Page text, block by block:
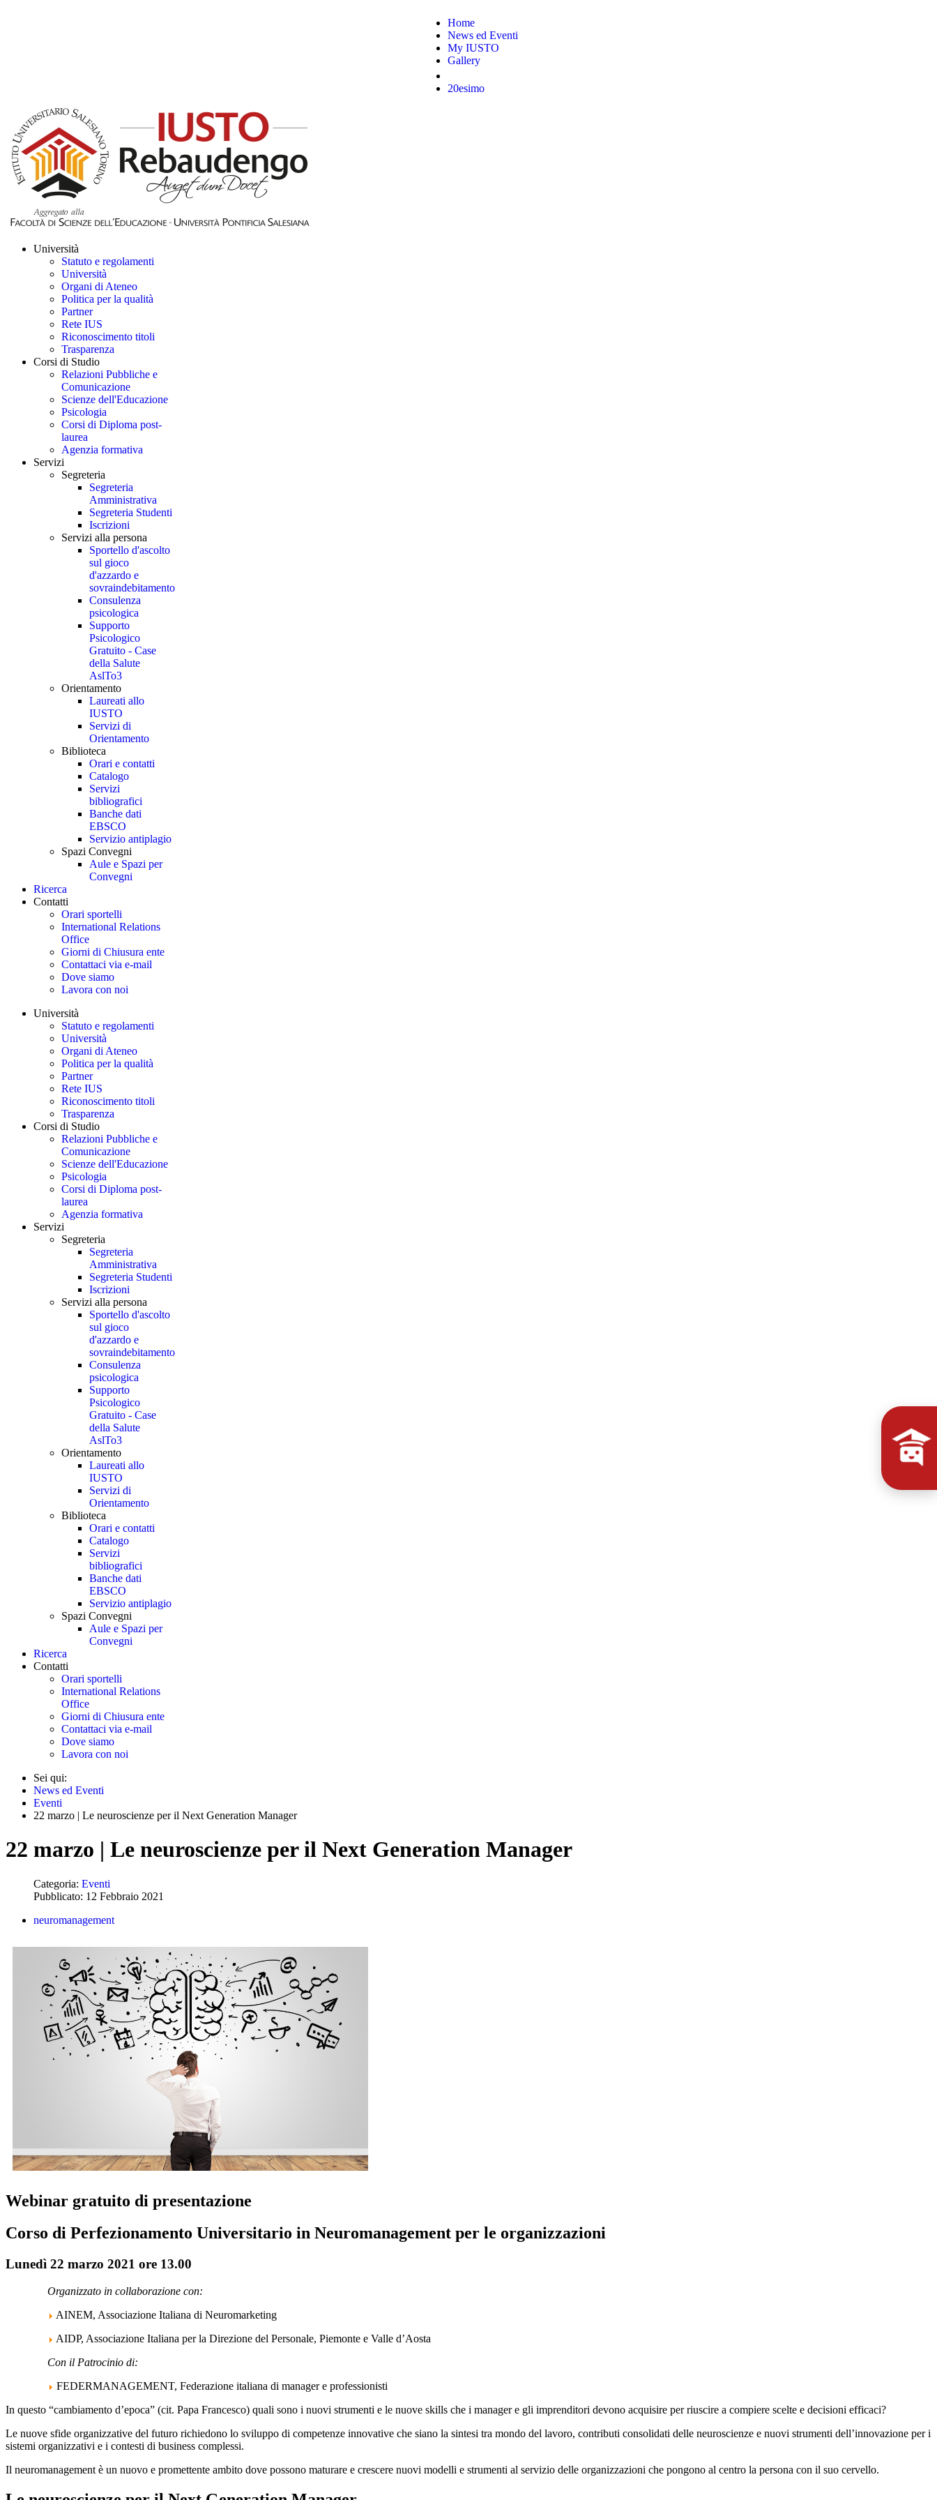
Home
News ed Eventi
My IUSTO
Gallery
20esimo
Università
Statuto e regolamenti
Università
Organi di Ateneo
Politica per la qualità
Partner
Rete IUS
Riconoscimento titoli
Trasparenza
Corsi di Studio
Relazioni Pubbliche e
Comunicazione
Scienze dell'Educazione
Psicologia
Corsi di Diploma post-
laurea
Agenzia formativa
Servizi
Segreteria
Segreteria
Amministrativa
Segreteria Studenti
Iscrizioni
Servizi alla persona
Sportello d'ascolto
sul gioco
d'azzardo e
sovraindebitamento
Consulenza
psicologica
Supporto
Psicologico
Gratuito - Case
della Salute
AslTo3
Orientamento
Laureati allo
IUSTO
Servizi di
Orientamento
Biblioteca
Orari e contatti
Catalogo
Servizi
bibliografici
Banche dati
EBSCO
Servizio antiplagio
Spazi Convegni
Aule e Spazi per
Convegni
Ricerca
Contatti
Orari sportelli
International Relations
Office
Giorni di Chiusura ente
Contattaci via e-mail
Dove siamo
Lavora con noi
Università
Statuto e regolamenti
Università
Organi di Ateneo
Politica per la qualità
Partner
Rete IUS
Riconoscimento titoli
Trasparenza
Corsi di Studio
Relazioni Pubbliche e
Comunicazione
Scienze dell'Educazione
Psicologia
Corsi di Diploma post-
laurea
Agenzia formativa
Servizi
Segreteria
Segreteria
Amministrativa
Segreteria Studenti
Iscrizioni
Servizi alla persona
Sportello d'ascolto
sul gioco
d'azzardo e
sovraindebitamento
Consulenza
psicologica
Supporto
Psicologico
Gratuito - Case
della Salute
AslTo3
Orientamento
Laureati allo
IUSTO
Servizi di
Orientamento
Biblioteca
Orari e contatti
Catalogo
Servizi
bibliografici
Banche dati
EBSCO
Servizio antiplagio
Spazi Convegni
Aule e Spazi per
Convegni
Ricerca
Contatti
Orari sportelli
International Relations
Office
Giorni di Chiusura ente
Contattaci via e-mail
Dove siamo
Lavora con noi
Sei qui:
News ed Eventi
Eventi
22 marzo | Le neuroscienze per il Next Generation Manager
22 marzo | Le neuroscienze per il Next Generation Manager
Categoria: Eventi
Pubblicato: 12 Febbraio 2021
neuromanagement
Webinar gratuito di presentazione
Corso di Perfezionamento Universitario in Neuromanagement per le organizzazioni
Lunedì 22 marzo 2021 ore 13.00
Organizzato in collaborazione con:
AINEM, Associazione Italiana di Neuromarketing
AIDP, Associazione Italiana per la Direzione del Personale, Piemonte e Valle d’Aosta
Con il Patrocinio di:
FEDERMANAGEMENT, Federazione italiana di manager e professionisti
In questo “cambiamento d’epoca” (cit. Papa Francesco) quali sono i nuovi strumenti e le nuove skills che i manager e gli imprenditori devono acquisire per riuscire a compiere scelte e decisioni efficaci?
Le nuove sfide organizzative del futuro richiedono lo sviluppo di competenze innovative che siano la sintesi tra mondo del lavoro, contributi consolidati delle neuroscienze e nuovi strumenti dell’innovazione per i
sistemi organizzativi e i contesti di business complessi.
Il neuromanagement è un nuovo e promettente ambito dove possono maturare e crescere nuovi modelli e strumenti al servizio delle organizzazioni che pongono al centro la persona con il suo cervello.